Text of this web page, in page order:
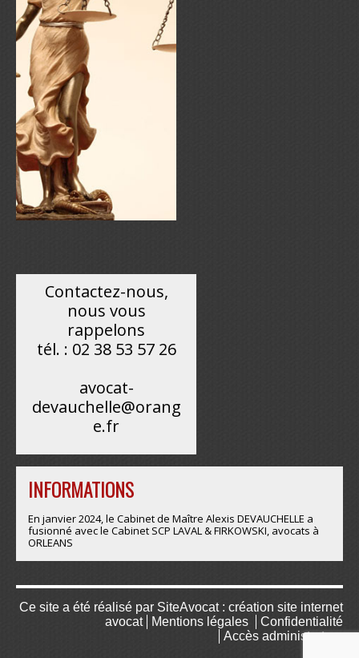
Contactez-nous,
nous vous
rappelons
tél. : 02 38 53 57 26
avocat-
devauchelle@orang
e.fr
INFORMATIONS
En janvier 2024, le Cabinet de Maître Alexis DEVAUCHELLE a
fusionné avec le Cabinet SCP LAVAL & FIRKOWSKI, avocats à
ORLEANS
Ce site a été réalisé par SiteAvocat : création site internet
avocat
Mentions légales
Confidentialité
Accès administrateur